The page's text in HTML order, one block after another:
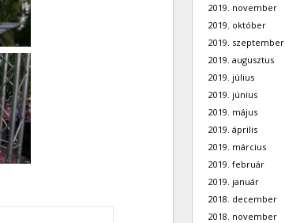
2019. november
2019. október
2019. szeptember
2019. augusztus
2019. július
2019. június
2019. május
2019. április
2019. március
2019. február
2019. január
2018. december
2018. november